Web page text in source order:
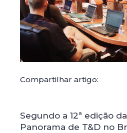
Compartilhar artigo:
Segundo a 12ª edição
Panorama de T&D no